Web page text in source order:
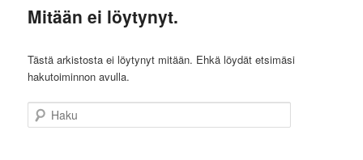
Mitään ei löytynyt.
Tästä arkistosta ei löytynyt mitään. Ehkä löydät etsimäsi
hakutoiminnon avulla.
Haku